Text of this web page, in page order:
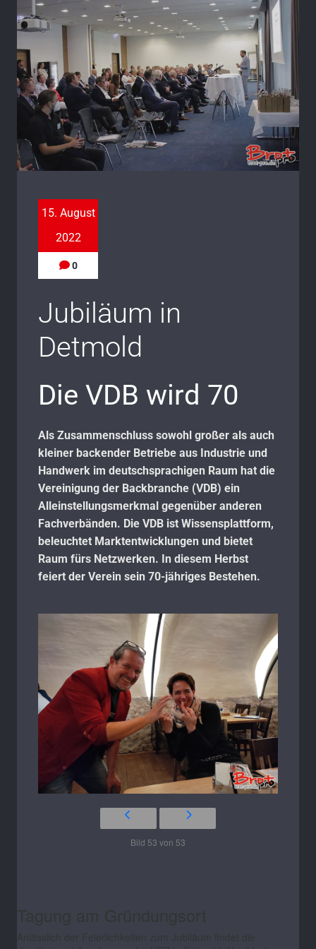
15. August
2022
0
Jubiläum in
Detmold
Die VDB wird 70
Als Zusammenschluss sowohl großer als auch
kleiner backender Betriebe aus Industrie und
Handwerk im deutschsprachigen Raum hat die
Vereinigung der Backbranche (VDB) ein
Alleinstellungsmerkmal gegenüber anderen
Fachverbänden. Die VDB ist Wissensplattform,
beleuchtet Marktentwicklungen und bietet
Raum fürs Netzwerken. In diesem Herbst
feiert der Verein sein 70-jähriges Bestehen.
Bild 53 von 53